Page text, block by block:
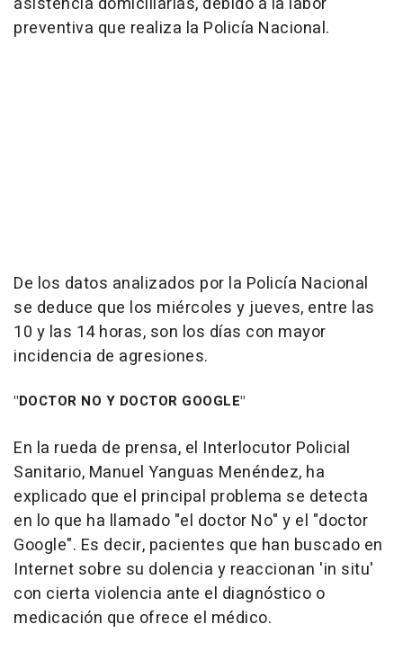
preventiva que realiza la Policía Nacional.
De los datos analizados por la Policía Nacional
se deduce que los miércoles y jueves, entre las
10 y las 14 horas, son los días con mayor
incidencia de agresiones.
"DOCTOR NO Y DOCTOR GOOGLE"
En la rueda de prensa, el Interlocutor Policial
Sanitario, Manuel Yanguas Menéndez, ha
explicado que el principal problema se detecta
en lo que ha llamado "el doctor No" y el "doctor
Google". Es decir, pacientes que han buscado en
Internet sobre su dolencia y reaccionan 'in situ'
con cierta violencia ante el diagnóstico o
medicación que ofrece el médico.